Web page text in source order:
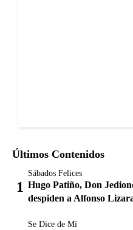
Últimos Contenidos
Sábados Felices
Hugo Patiño, Don
despiden a Alfonso
Se Dice de Mí